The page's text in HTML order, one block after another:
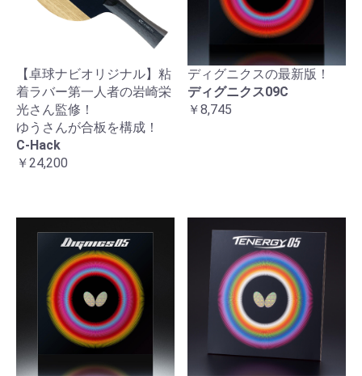
【卓球ナビオリジナル】粘
着ラバー第一人者の岩崎栄
光さん監修！
ゆうさんが合板を構成！
C-Hack
￥24,200
ディグニクスの最新版！
ディグニクス09C
￥8,745